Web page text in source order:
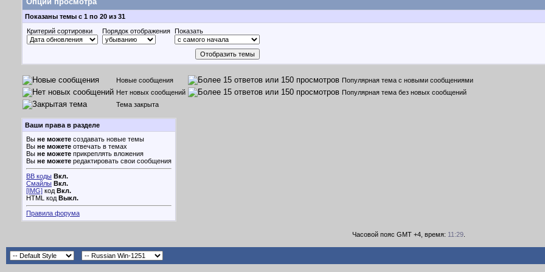
Показаны темы с 1 по 20 из 31
Критерий сортировки
Порядок отображения Показать
Новые сообщения
Популярная тема с новыми сообщениями
Нет новых сообщений
Популярная тема без новых сообщений
Тема закрыта
Ваши права в разделе
Вы не можете создавать новые темы
Вы не можете отвечать в темах
Вы не можете прикреплять вложения
Вы не можете редактировать свои сообщения
BB коды Вкл.
Смайлы Вкл.
[IMG] код Вкл.
HTML код Выкл.
Правила форума
Часовой пояс GMT +4, время: 11:29